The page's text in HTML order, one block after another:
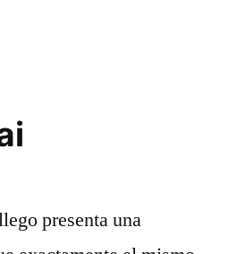
presenta una